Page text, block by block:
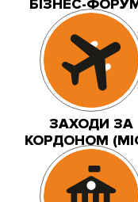
БІЗНЕС-
ЗАХОДИ ЗА
КОРДОНОМ